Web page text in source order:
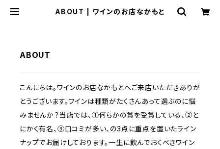
ABOUT | ワインのお店なかもと
ABOUT
こんにちは。ワインのお店なかもとへご来店いただきありが
とうございます。ワインは種類がたくさんあって選ぶのに悩
みませんか？当店では、①何らかの賞を受賞している、②と
にかく有名、③口コミが多い、の3点に重点を置いたライン
ナップでお届けしております。一生に飲んでおくべきワイン